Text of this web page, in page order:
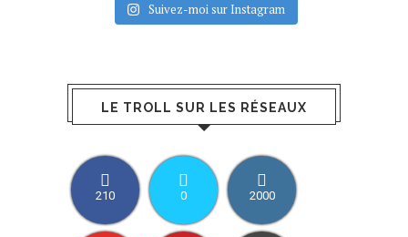
Suivez-moi sur Instagram
LE TROLL SUR LES RÉSEAUX
210 0 2000